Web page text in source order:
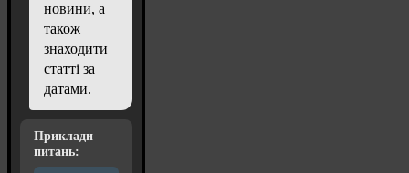
новини, а
також
знаходити
статті за
датами.
Приклади
питань: